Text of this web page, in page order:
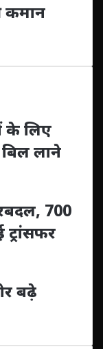
कमान
के लिए
लाने
700
बढ़े